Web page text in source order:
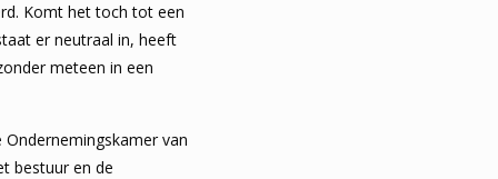
Komt het toch tot een
er neutraal in, heeft
meteen in een
van
bestuur en de